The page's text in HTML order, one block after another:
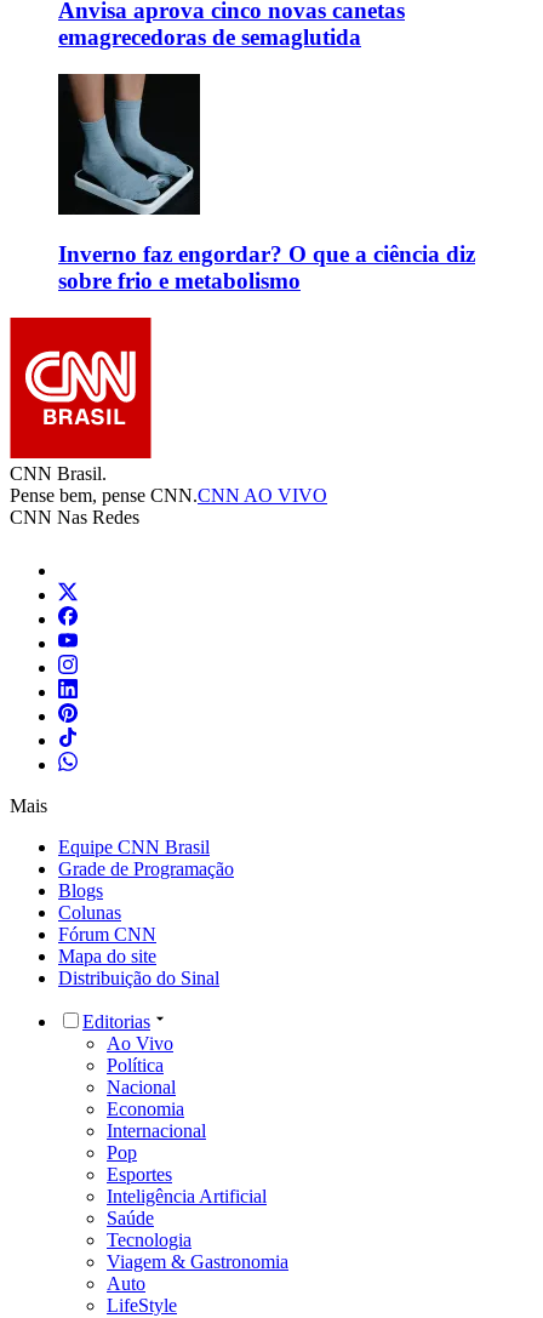
Anvisa aprova cinco novas canetas
emagrecedoras de semaglutida
Inverno faz engordar? O que a ciência diz
sobre frio e metabolismo
CNN Brasil.
Pense bem, pense CNN.CNN AO VIVO
CNN Nas Redes
Mais
Equipe CNN Brasil
Grade de Programação
Blogs
Colunas
Fórum CNN
Mapa do site
Distribuição do Sinal
Editorias
Ao Vivo
Política
Nacional
Economia
Internacional
Pop
Esportes
Inteligência Artificial
Saúde
Tecnologia
Viagem & Gastronomia
Auto
LifeStyle